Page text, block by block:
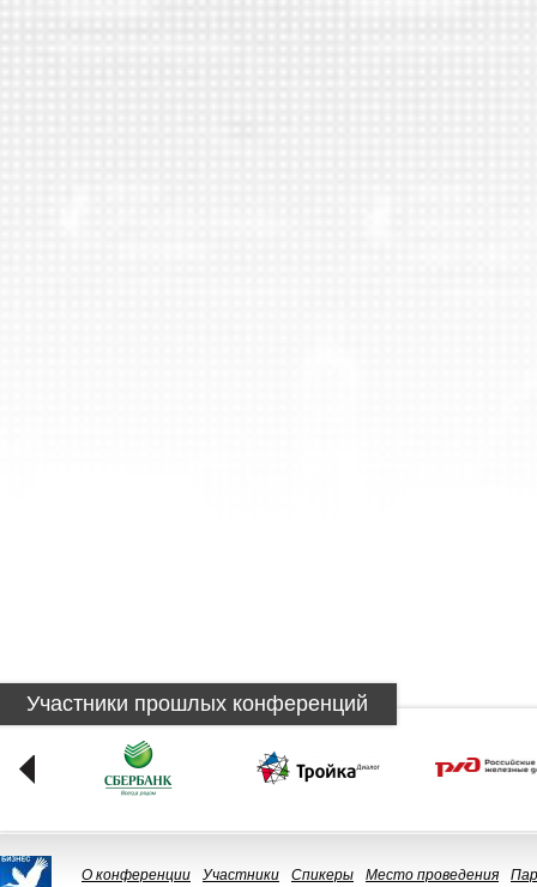
Участники прошлых конференций
О конференции Участники Спикеры Место проведения